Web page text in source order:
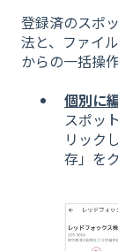
登録済のスポ
法と、ファイ
からの一括操
個別に
スポッ
リック
存」を